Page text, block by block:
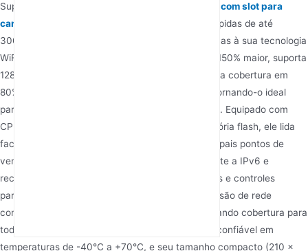
Suportando redes 5G SA e NSA, este
roteador 5g com slot para
cartão SIM
oferece velocidades extremamente rápidas de até
3000Mbps nas bandas de 2.4GHz e 5.8GHz, graças à sua tecnologia
WiFi 6. Este padrão proporciona uma velocidade 150% maior, suporta
128 usuários, reduz a latência em 30% e estende a cobertura em
80% em comparação com gerações anteriores, tornando-o ideal
para grandes residências ou pequenos escritórios. Equipado com
CPU MT7621A, 256MB de RAM e 128MB de memória flash, ele lida
facilmente com tráfego de rede pesado. Os principais pontos de
venda incluem uma porta WAN de 2.5Gbps, suporte a IPv6 e
recursos avançados de segurança, como firewalls e controles
parentais. A tecnologia Easy Mesh garante expansão de rede
contínua com um botão de um toque, proporcionando cobertura para
toda a casa. Seu design robusto opera de forma confiável em
temperaturas de -40°C a +70°C, e seu tamanho compacto (210 x